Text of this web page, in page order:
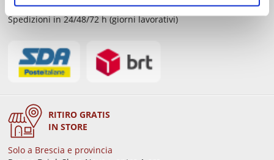
Ordine minimo € 20,00
Spedizioni in 24/48/72 h (giorni lavorativi)
RITIRO GRATIS
IN STORE
Solo a Brescia e provincia